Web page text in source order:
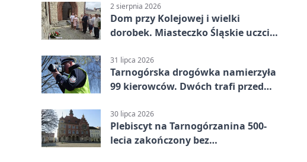
2 sierpnia 2026
Dom przy Kolejowej i wielki
dorobek. Miasteczko Śląskie uczciło
31 lipca 2026
Tarnogórska drogówka namierzyła
99 kierowców. Dwóch trafi przed
30 lipca 2026
Plebiscyt na Tarnogórzanina 500-
lecia zakończony bez